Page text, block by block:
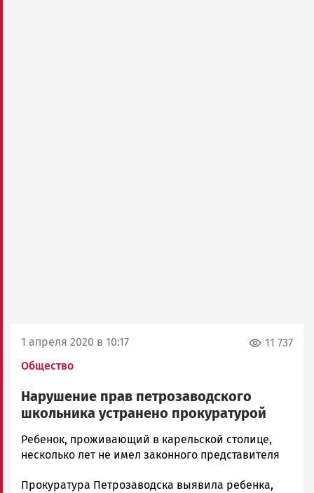
1 апреля 2020 в 10:17
Общество
11 737
Нарушение прав петрозаводского
школьника устранено прокуратурой
Корректор
Новости
и
Ребенок, проживающий в карельской столице,
несколько лет не имел законного представителя
Прокуратура Петрозаводска выявила ребенка,